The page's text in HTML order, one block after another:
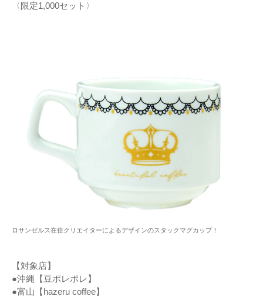
〈限定1,000セット〉
ロサンゼルス在住クリエイターによるデザインのスタックマグカップ！
【対象店】
●沖縄【豆ポレポレ】
●富山【hazeru coffee】